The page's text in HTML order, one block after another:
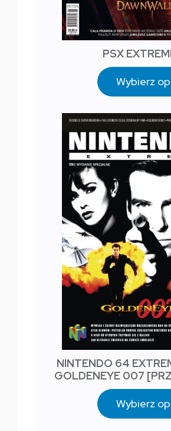
PSX
Wybierz
NINTENDO 64
GOLDENEYE 007
Wybierz